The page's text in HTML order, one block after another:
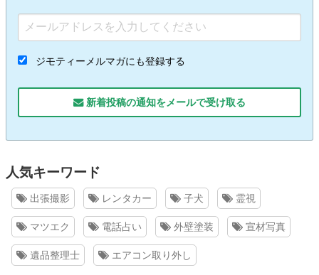
ジモティーメルマガにも登録する
新着投稿の通知をメールで受け取る
人気キーワード
出張撮影 レンタカー 子犬 霊視
マツエク 電話占い 外壁塗装 宣材写真
遺品整理士 エアコン取り外し